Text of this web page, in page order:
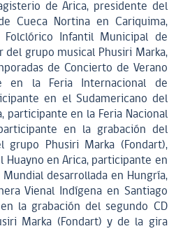
de Arica, presidente del
Cueca Nortina en Cariquima,
Infantil Municipal de
del grupo musical Phusiri Marka,
de Concierto de Verano
en la Feria Internacional de
en el Sudamericano del
participante en la Feria Nacional
participante en la grabación del
grupo Phusiri Marka (Fondart),
Huayno en Arica, participante en
Mundial desarrollada en Hungría,
Vienal Indígena en Santiago
la grabación del segundo CD
Marka (Fondart) y de la gira